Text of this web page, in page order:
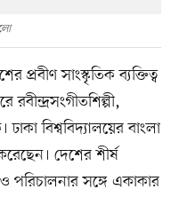
প্রবীণ সাংস্কৃতিক ব্যক্তিত্ব
বিশ্ববিদ্যালয়ের বাংলা
দেশের শীর্ষ
ও পরিচালনার সঙ্গে একাকার